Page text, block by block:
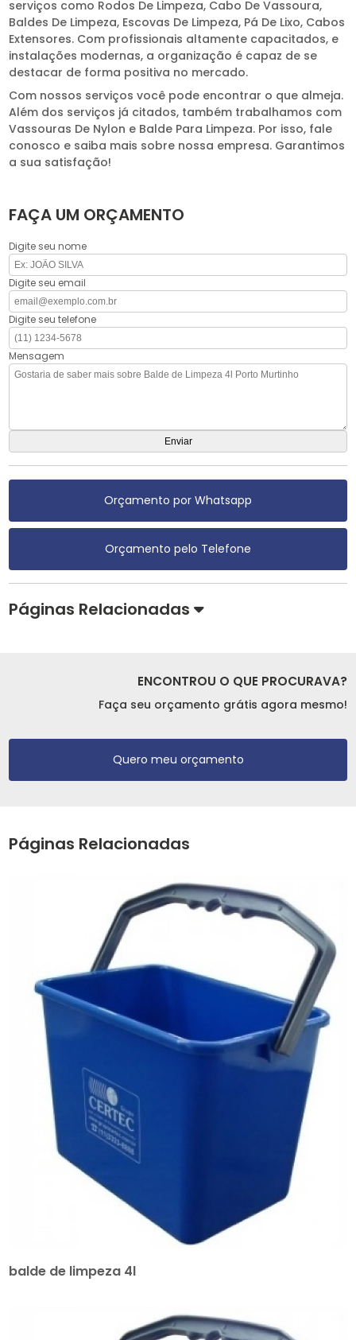
serviços como Rodos De Limpeza, Cabo De Vassoura,
Baldes De Limpeza, Escovas De Limpeza, Pá De Lixo, Cabos
Extensores. Com profissionais altamente capacitados, e
instalações modernas, a organização é capaz de se
destacar de forma positiva no mercado.
Com nossos serviços você pode encontrar o que almeja.
Além dos serviços já citados, também trabalhamos com
Vassouras De Nylon e Balde Para Limpeza. Por isso, fale
conosco e saiba mais sobre nossa empresa. Garantimos
a sua satisfação!
FAÇA UM ORÇAMENTO
Digite seu nome
Digite seu email
Digite seu telefone
Mensagem
Orçamento por Whatsapp
Orçamento pelo Telefone
Páginas Relacionadas
ENCONTROU O QUE PROCURAVA?
Faça seu orçamento grátis agora mesmo!
Quero meu orçamento
Páginas Relacionadas
balde de limpeza 4l